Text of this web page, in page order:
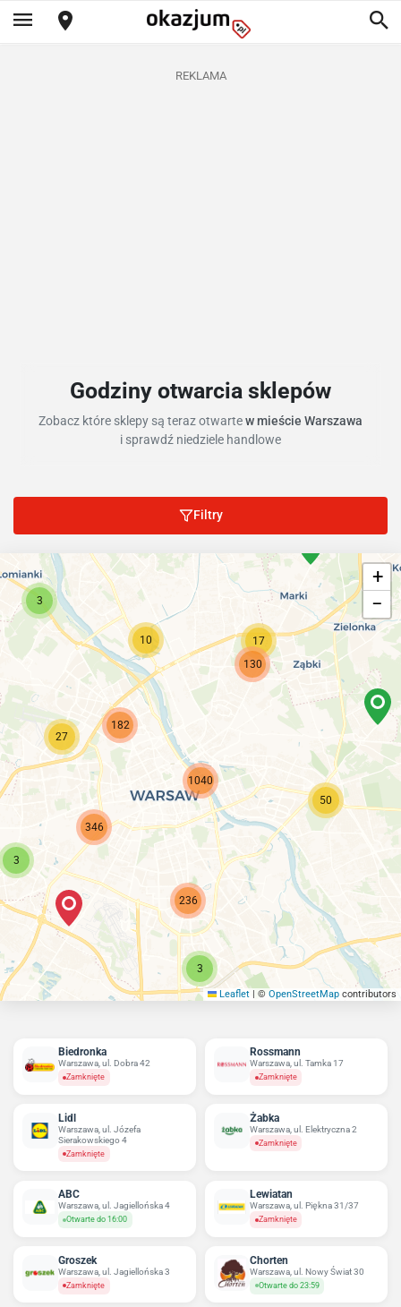
REKLAMA
Godziny otwarcia sklepów
Zobacz które sklepy są teraz otwartew mieście Warszawa
i sprawdź niedziele handlowe
Filtry
50
1040
182
130
236
17
346
27
10
3
3
3
+
−
Leaflet | © OpenStreetMap contributors
Biedronka
Warszawa, ul. Dobra 42
Zamknięte
Rossmann
Warszawa, ul. Tamka 17
Zamknięte
Lidl
Warszawa, ul. Józefa
Sierakowskiego 4
Zamknięte
Żabka
Warszawa, ul. Elektryczna 2
Zamknięte
ABC
Warszawa, ul. Jagiellońska 4
Otwarte do 16:00
Lewiatan
Warszawa, ul. Piękna 31/37
Zamknięte
Groszek
Warszawa, ul. Jagiellońska 3
Zamknięte
Chorten
Warszawa, ul. Nowy Świat 30
Otwarte do 23:59